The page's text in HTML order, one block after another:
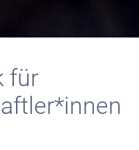
für